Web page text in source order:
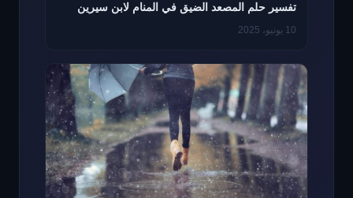
تفسير حلم المصعد الضيق في المنام لابن سيرين
10 يونيو، 2025